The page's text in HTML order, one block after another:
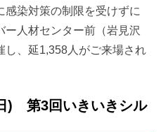
染対策の制限を受けずに
人材センター前（岩見沢
し、延1,358人がご来場され
) 第3回いきいきシル